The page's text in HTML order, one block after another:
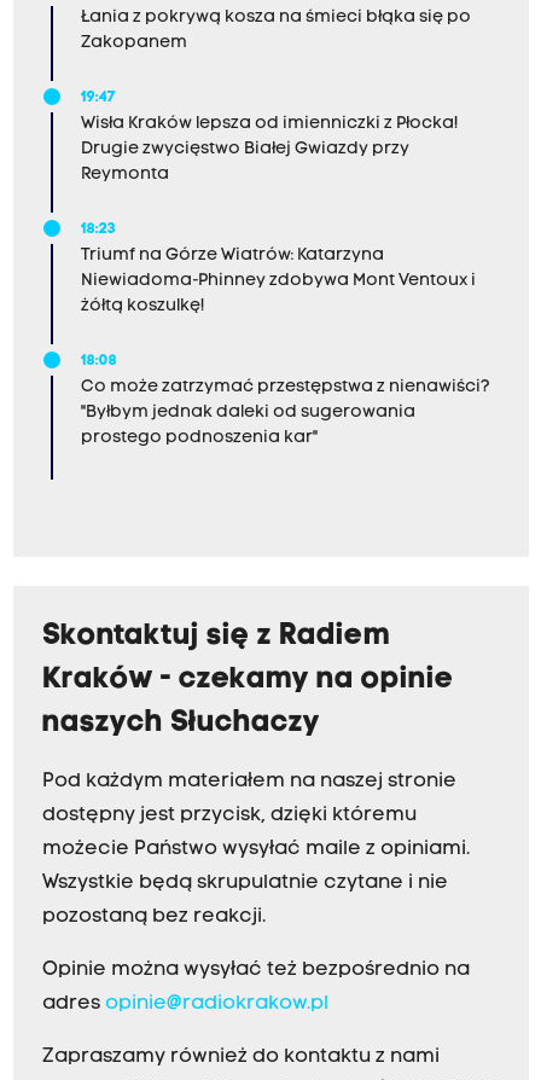
Łania z pokrywą kosza na śmieci błąka się po
Zakopanem
19:47
Wisła Kraków lepsza od imienniczki z Płocka!
Drugie zwycięstwo Białej Gwiazdy przy
Reymonta
18:23
Triumf na Górze Wiatrów: Katarzyna
Niewiadoma-Phinney zdobywa Mont Ventoux i
żółtą koszulkę!
18:08
Co może zatrzymać przestępstwa z nienawiści?
"Byłbym jednak daleki od sugerowania
prostego podnoszenia kar"
Skontaktuj się z Radiem
Kraków - czekamy na opinie
naszych Słuchaczy
Pod każdym materiałem na naszej stronie
dostępny jest przycisk, dzięki któremu
możecie Państwo wysyłać maile z opiniami.
Wszystkie będą skrupulatnie czytane i nie
pozostaną bez reakcji.
Opinie można wysyłać też bezpośrednio na
adres opinie@radiokrakow.pl
Zapraszamy również do kontaktu z nami